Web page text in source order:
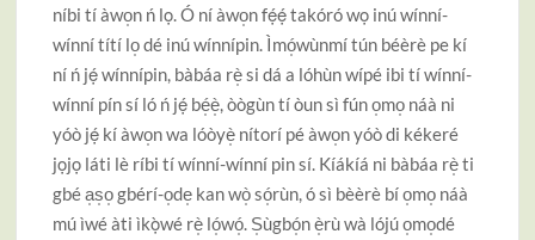
níbi tí àwo̩n ń lọ. Ó ní àwo̩n fẹ́ẹ́ takóró wọ inú wínní-
wínní títí lo̩ dé inú wínnípin. Ìmó̩wùnmí tún béèrè pe kí
ní ń jẹ́ wínnípin, bàbáa rè̩ si dá a lóhùn wípé ibi tí wínní-
wínní pín sí ló ń jẹ́ bé̩è̩, òògùn tí òun sì fún o̩mo̩ náà ni
yóò jẹ́ kí àwo̩n wa lóòyè̩ nítorí pé àwo̩n yóò di kékeré
jọjọ láti lè ríbi tí wínní-wínní pin sí. Kíákíá ni bàbáa rè̩ ti
gbé a̩s̩o̩ gbérí-o̩de̩ kan wò̩ só̩rùn, ó sì bèèrè bí o̩mo̩ náà
mú ìwé àti ìkọ̀wé rè̩ ló̩wó̩. S̩ùgbó̩n è̩rù wà lójú o̩mo̩dé